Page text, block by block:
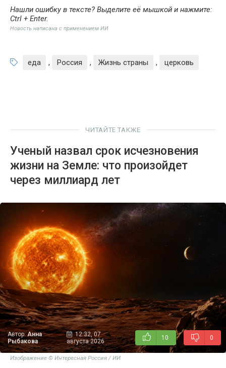
Нашли ошибку в тексте? Выделите её мышкой и нажмите:
Ctrl + Enter.
Новость написана с применением ИИ
еда , Россия , Жизнь страны , церковь
ЧИТАЙТЕ ТАКЖЕ
Ученый назвал срок исчезновения
жизни на Земле: что произойдет
через миллиард лет
Автор:Анна
Рыбакова
12:32, 07
августа 2026
10 0
Изображение © Интересная Россия / ИИ